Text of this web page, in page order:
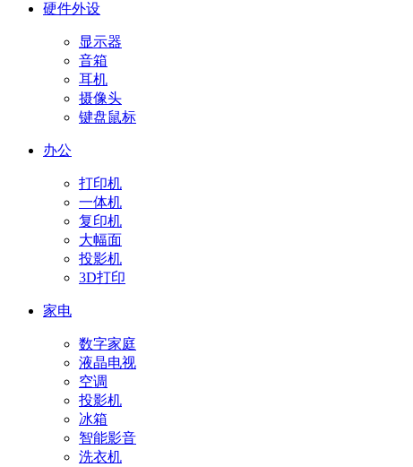
硬件外设
显示器
音箱
耳机
摄像头
键盘鼠标
办公
打印机
一体机
复印机
大幅面
投影机
3D打印
家电
数字家庭
液晶电视
空调
投影机
冰箱
智能影音
洗衣机